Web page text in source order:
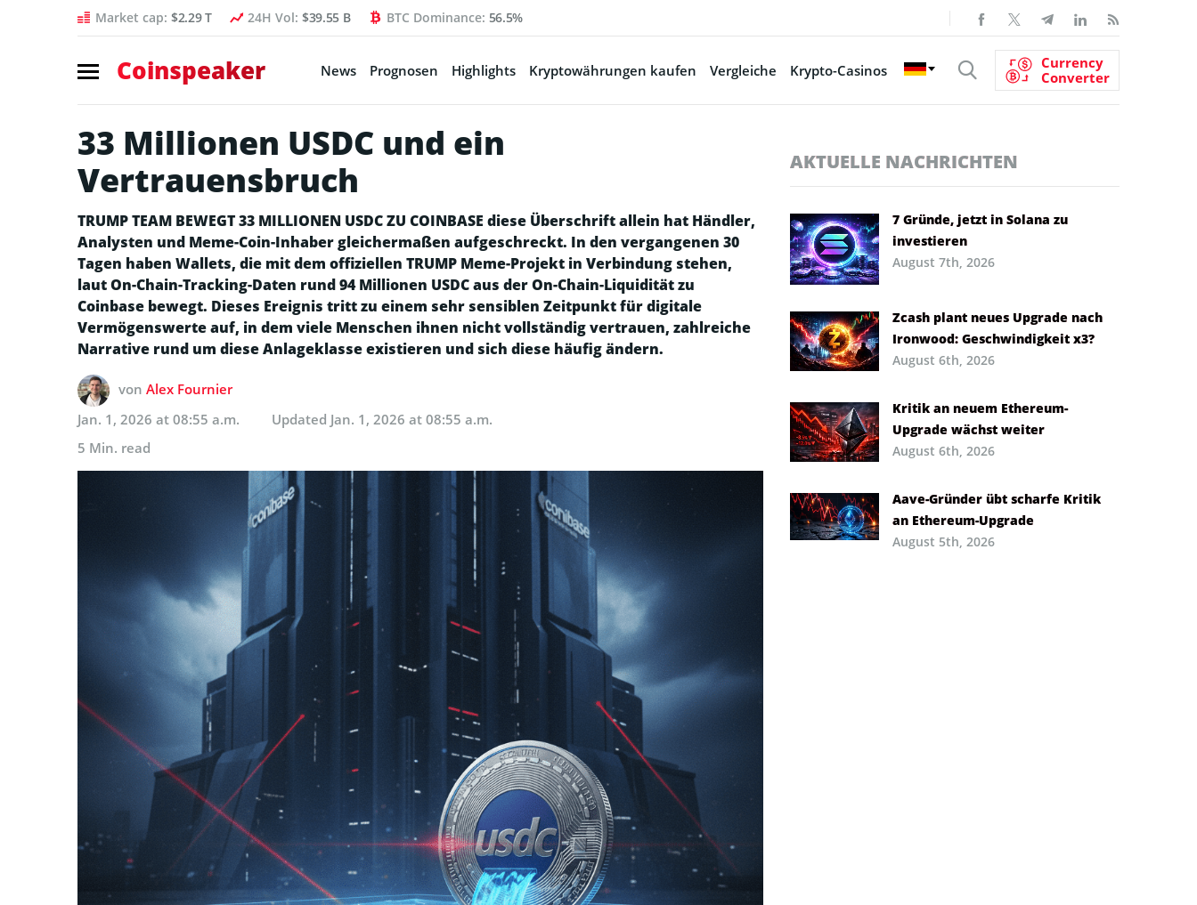
Market cap: $2.29 T 24H Vol: $39.55 B BTC Dominance: 56.5%
Coinspeaker News Prognosen Highlights Kryptowährungen kaufen Vergleiche Krypto-Casinos
Currency
Converter
33 Millionen USDC und ein
Vertrauensbruch
TRUMP TEAM BEWEGT 33 MILLIONEN USDC ZU COINBASE diese Überschrift allein hat Händler,
Analysten und Meme-Coin-Inhaber gleichermaßen aufgeschreckt. In den vergangenen 30
Tagen haben Wallets, die mit dem offiziellen TRUMP Meme-Projekt in Verbindung stehen,
laut On-Chain-Tracking-Daten rund 94 Millionen USDC aus der On-Chain-Liquidität zu
Coinbase bewegt. Dieses Ereignis tritt zu einem sehr sensiblen Zeitpunkt für digitale
Vermögenswerte auf, in dem viele Menschen ihnen nicht vollständig vertrauen, zahlreiche
Narrative rund um diese Anlageklasse existieren und sich diese häufig ändern.
von Alex Fournier
Jan. 1, 2026 at 08:55 a.m.
Updated Jan. 1, 2026 at 08:55 a.m.
5 Min. read
AKTUELLE NACHRICHTEN
7 Gründe, jetzt in Solana zu
investieren
August 7th, 2026
Zcash plant neues Upgrade nach
Ironwood: Geschwindigkeit x3?
August 6th, 2026
Kritik an neuem Ethereum-
Upgrade wächst weiter
August 6th, 2026
Aave-Gründer übt scharfe Kritik
an Ethereum-Upgrade
August 5th, 2026